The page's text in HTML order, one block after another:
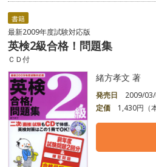
書籍
最新2009年度試験対応版
英検2級合格！問題集
ＣＤ付
緒方孝文 著
発売日
2009/
定価
1,430円（